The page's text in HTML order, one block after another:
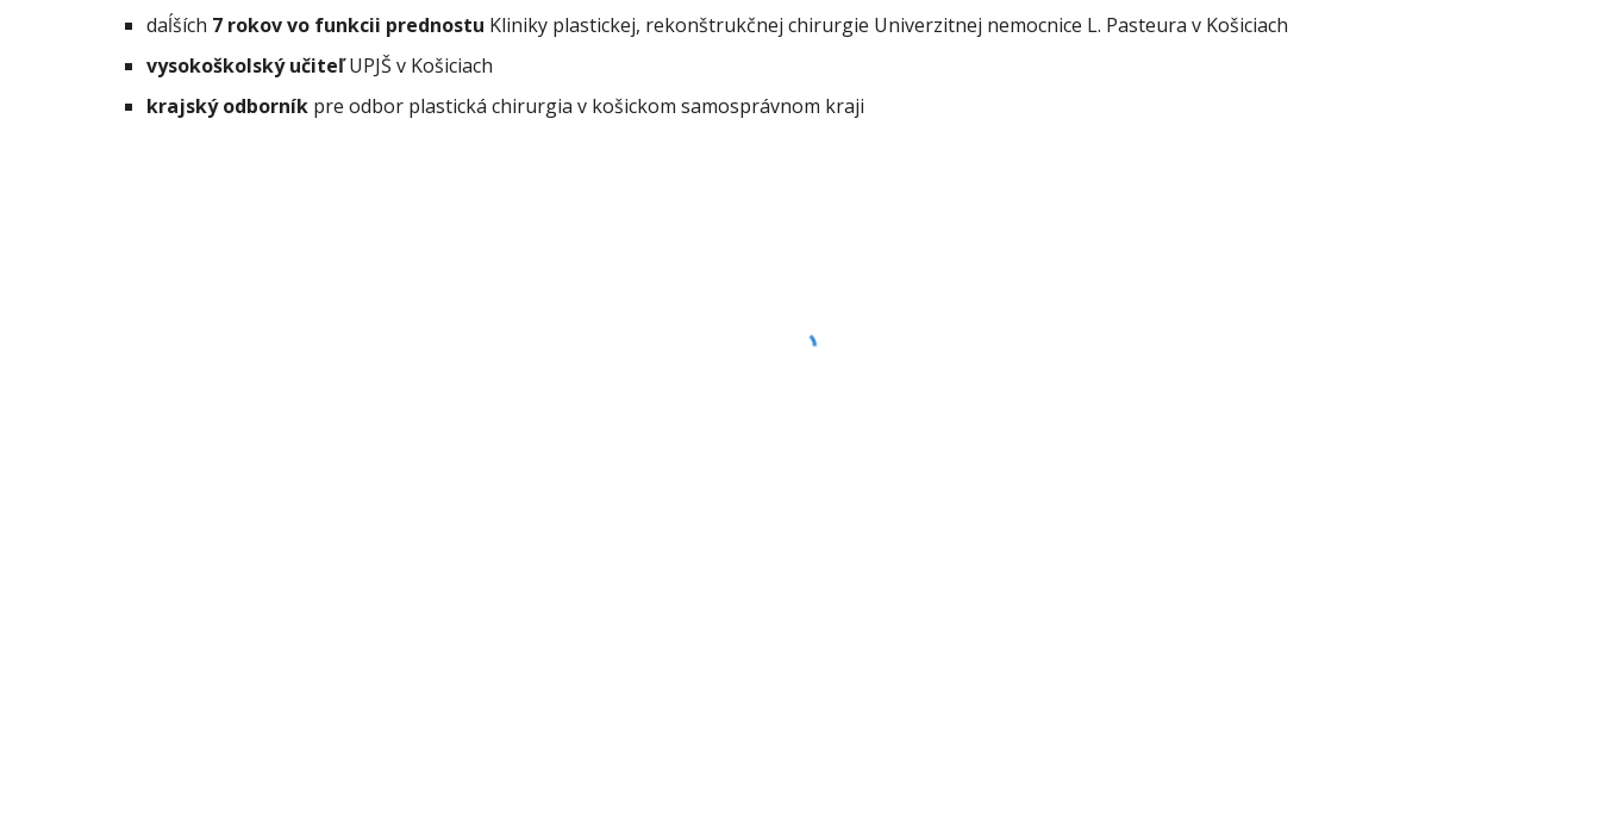
daĺších 7 rokov vo funkcii prednostu Kliniky plastickej, rekonštrukčnej chirurgie Univerzitnej nemocnice L. Pasteura v Košiciach
vysokoškolský učiteľUPJŠ v Košiciach
krajský odborníkpre odbor plastická chirurgia v košickom samosprávnom kraji